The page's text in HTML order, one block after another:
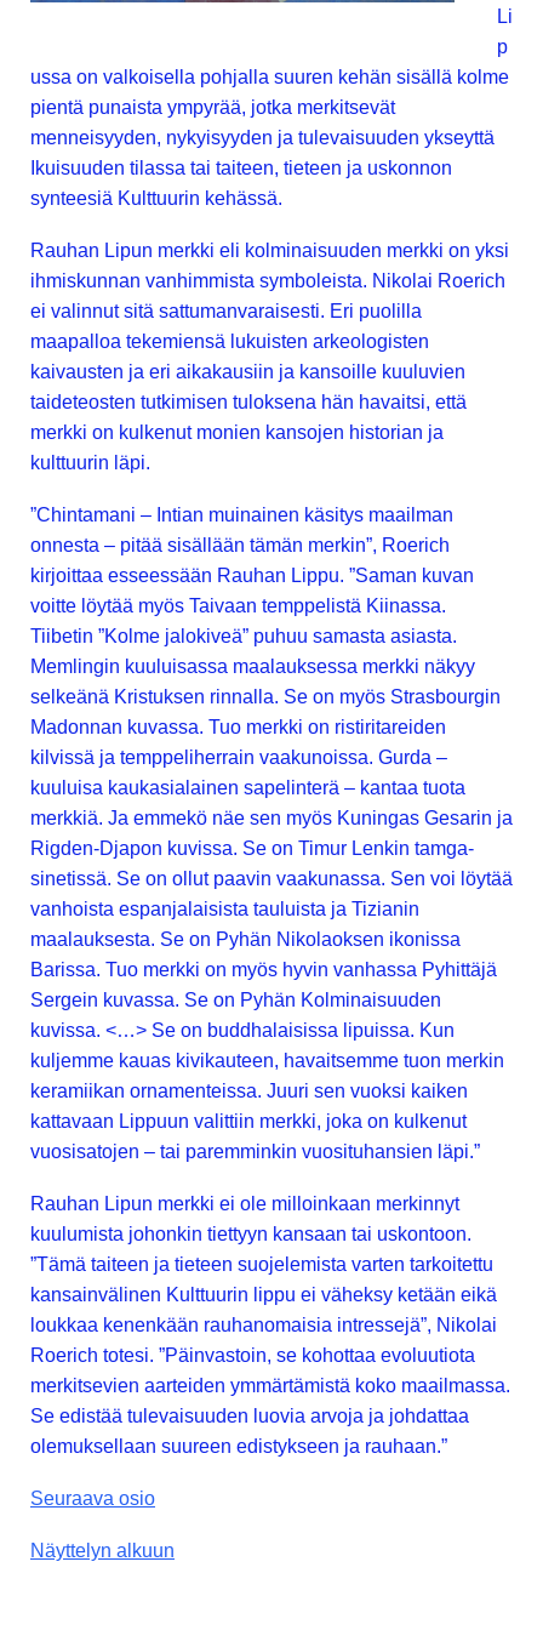
Li
p
ussa on valkoisella pohjalla suuren kehän sisällä kolme
pientä punaista ympyrää, jotka merkitsevät
menneisyyden, nykyisyyden ja tulevaisuuden ykseyttä
Ikuisuuden tilassa tai taiteen, tieteen ja uskonnon
synteesiä Kulttuurin kehässä.
Rauhan Lipun merkki eli kolminaisuuden merkki on yksi
ihmiskunnan vanhimmista symboleista. Nikolai Roerich
ei valinnut sitä sattumanvaraisesti. Eri puolilla
maapalloa tekemiensä lukuisten arkeologisten
kaivausten ja eri aikakausiin ja kansoille kuuluvien
taideteosten tutkimisen tuloksena hän havaitsi, että
merkki on kulkenut monien kansojen historian ja
kulttuurin läpi.
”Chintamani – Intian muinainen käsitys maailman
onnesta – pitää sisällään tämän merkin”, Roerich
kirjoittaa esseessään Rauhan Lippu. ”Saman kuvan
voitte löytää myös Taivaan temppelistä Kiinassa.
Tiibetin ”Kolme jalokiveä” puhuu samasta asiasta.
Memlingin kuuluisassa maalauksessa merkki näkyy
selkeänä Kristuksen rinnalla. Se on myös Strasbourgin
Madonnan kuvassa. Tuo merkki on ristiritareiden
kilvissä ja temppeliherrain vaakunoissa. Gurda –
kuuluisa kaukasialainen sapelinterä – kantaa tuota
merkkiä. Ja emmekö näe sen myös Kuningas Gesarin ja
Rigden-Djapon kuvissa. Se on Timur Lenkin tamga-
sinetissä. Se on ollut paavin vaakunassa. Sen voi löytää
vanhoista espanjalaisista tauluista ja Tizianin
maalauksesta. Se on Pyhän Nikolaoksen ikonissa
Barissa. Tuo merkki on myös hyvin vanhassa Pyhittäjä
Sergein kuvassa. Se on Pyhän Kolminaisuuden
kuvissa. <…> Se on buddhalaisissa lipuissa. Kun
kuljemme kauas kivikauteen, havaitsemme tuon merkin
keramiikan ornamenteissa. Juuri sen vuoksi kaiken
kattavaan Lippuun valittiin merkki, joka on kulkenut
vuosisatojen – tai paremminkin vuosituhansien läpi.”
Rauhan Lipun merkki ei ole milloinkaan merkinnyt
kuulumista johonkin tiettyyn kansaan tai uskontoon.
”Tämä taiteen ja tieteen suojelemista varten tarkoitettu
kansainvälinen Kulttuurin lippu ei väheksy ketään eikä
loukkaa kenenkään rauhanomaisia intressejä”, Nikolai
Roerich totesi. ”Päinvastoin, se kohottaa evoluutiota
merkitsevien aarteiden ymmärtämistä koko maailmassa.
Se edistää tulevaisuuden luovia arvoja ja johdattaa
olemuksellaan suureen edistykseen ja rauhaan.”
Seuraava osio
Näyttelyn alkuun